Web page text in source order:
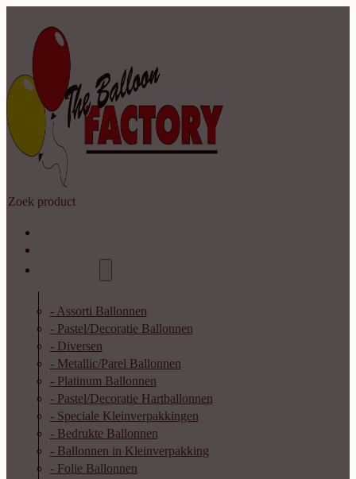
Zoeken
- Assorti Ballonnen
- Pastel/Decoratie Ballonnen
- Diversen
- Metallic/Parel Ballonnen
- Platinum Ballonnen
- Pastel/Decoratie Hartballonnen
- Speciale Kleinverpakkingen
- Bedrukte Ballonnen
- Ballonnen in Kleinverpakking
- Folie Ballonnen